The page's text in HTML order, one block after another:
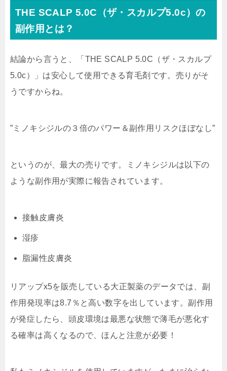
THE SCALP 5.0C（ザ・スカルプ5.0c）の
副作用とは？
結論から言うと、「THE SCALP 5.0C（ザ・スカルプ
5.0c）」は安心して使用できる育毛剤です。売りがそ
うですからね。
”ミノキシジルの３倍のパワー＆副作用リスクほぼなし”
というのが、最大の売りです。ミノキシジルは以下の
ような副作用が実際に報告されています。
接触皮膚炎
湿疹
脂漏性皮膚炎
リアップx5を販売している大正製薬のデータでは、副
作用発現率は8.7％ と高い数字を出しています。副作用
が発症したら、頭皮環境は最悪な状態で薄毛が悪化す
る確率は高くなるので、ほんと注意が必要！